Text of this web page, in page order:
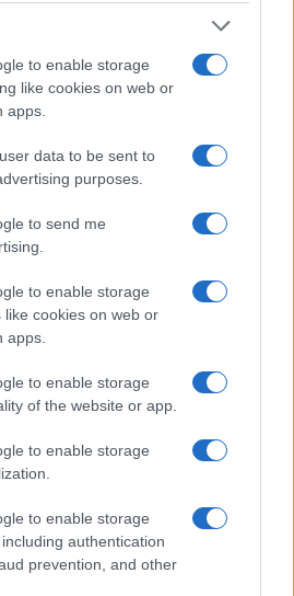
to enable storage
like cookies on web or
apps.
data to be sent to
purposes.
to send me
to enable storage
like cookies on web or
apps.
to enable storage
of the website or app.
to enable storage
to enable storage
authentication
prevention, and other
veszélybe kerül a
is kínálnak egy
vesztette életét
balesetben